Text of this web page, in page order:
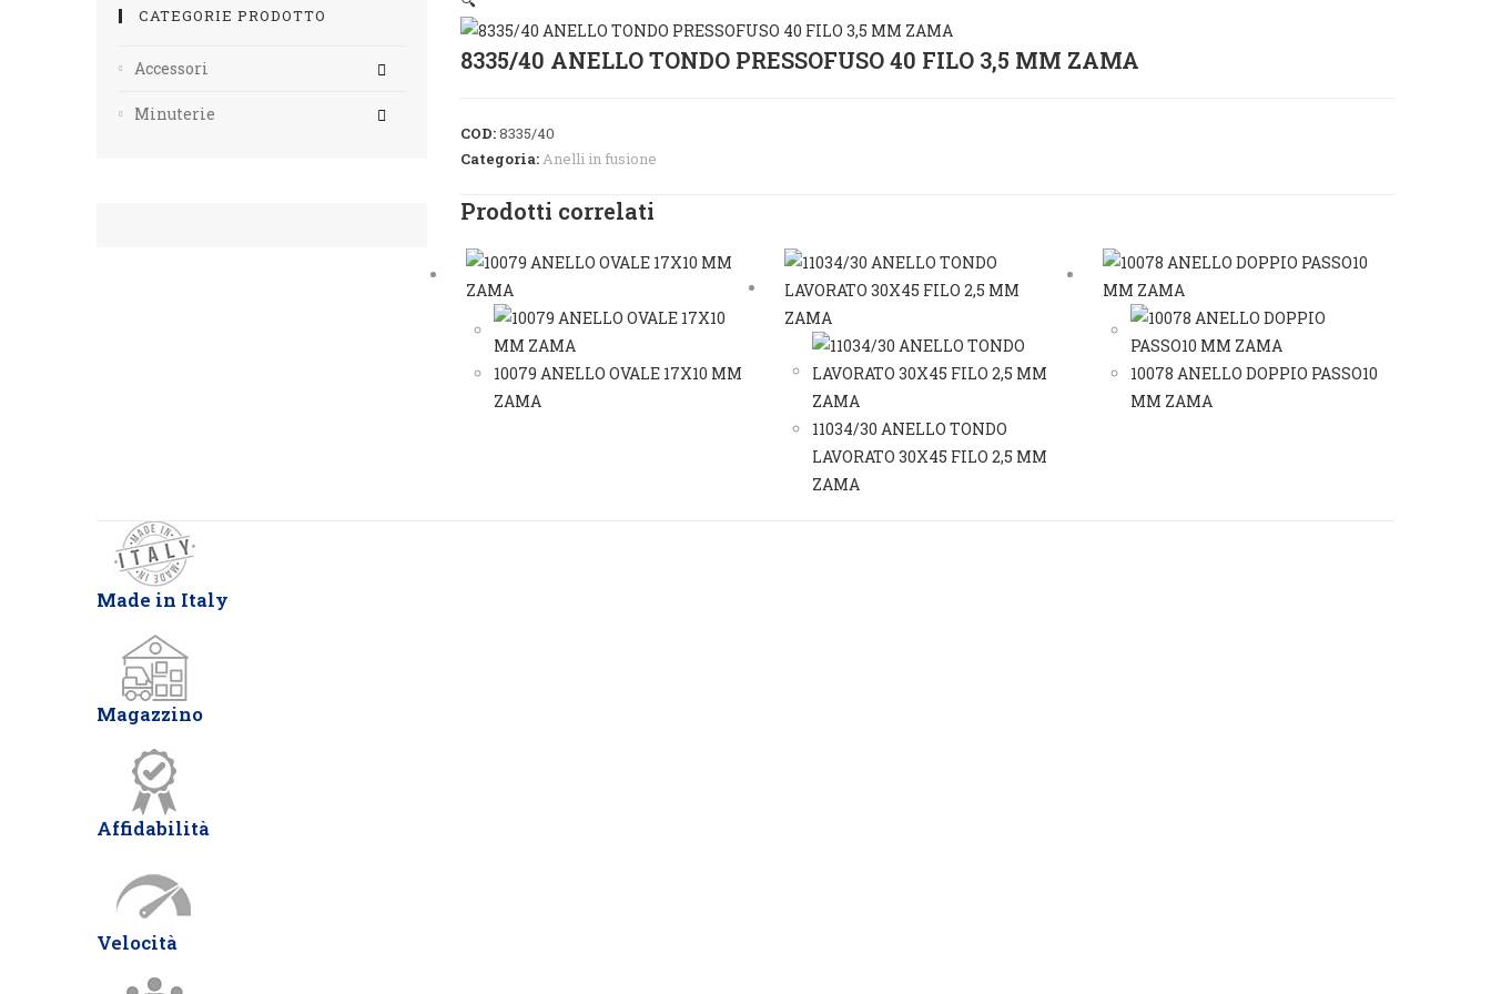
8335/40 ANELLO TONDO PRESSOFUSO 40 FILO 3,5 MM ZAMA
COD:8335/40
Categoria:Anelli in fusione
Prodotti correlati
10079 ANELLO OVALE 17X10 MM
ZAMA
11034/30 ANELLO TONDO
LAVORATO 30X45 FILO 2,5 MM
ZAMA
10078 ANELLO DOPPIO PASSO10
MM ZAMA
CATEGORIE PRODOTTO
Accessori
Minuterie
Made in Italy
Magazzino
Affidabilità
Velocità